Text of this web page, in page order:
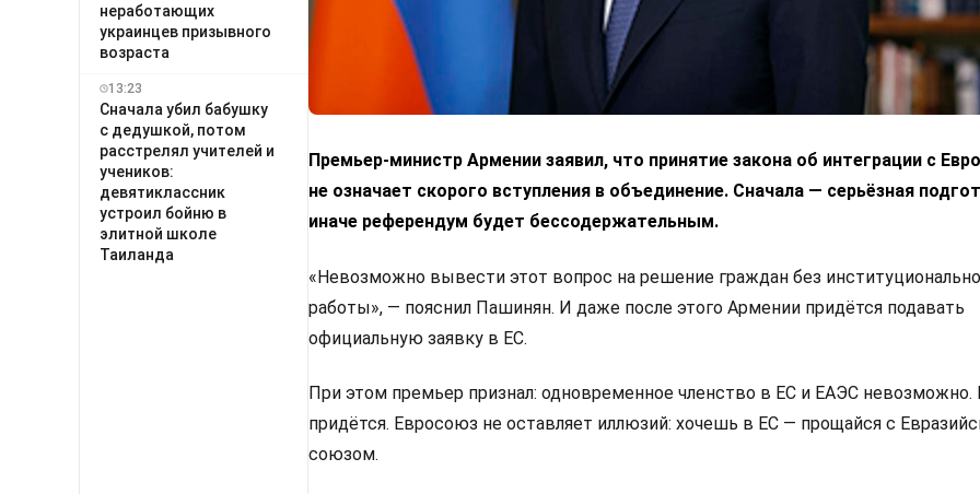
неработающих
украинцев призывного
возраста
13:23
Сначала убил бабушку
с дедушкой, потом
расстрелял учителей и
учеников:
девятиклассник
устроил бойню в
элитной школе
Таиланда
Премьер-министр Армении заявил, что принятие закона об интеграции с
не означает скорого вступления в объединение. Сначала — серьёзная
иначе референдум будет бессодержательным.
«Невозможно вывести этот вопрос на решение граждан без
работы», — пояснил Пашинян. И даже после этого Армении придётся подавать
официальную заявку в ЕС.
При этом премьер признал: одновременное членство в ЕС и ЕАЭС невозможно.
придётся. Евросоюз не оставляет иллюзий: хочешь в ЕС — прощайся с
союзом.